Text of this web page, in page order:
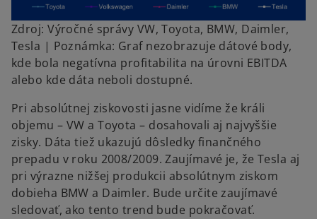
Zdroj: Výročné správy VW, Toyota, BMW, Daimler,
Tesla | Poznámka: Graf nezobrazuje dátové body,
kde bola negatívna profitabilita na úrovni EBITDA
alebo kde dáta neboli dostupné.
Pri absolútnej ziskovosti jasne vidíme že králi
objemu – VW a Toyota – dosahovali aj najvyššie
zisky. Dáta tiež ukazujú dôsledky finančného
prepadu v roku 2008/2009. Zaujímavé je, že Tesla aj
pri výrazne nižšej produkcii absolútnym ziskom
dobieha BMW a Daimler. Bude určite zaujímavé
sledovať, ako tento trend bude pokračovať.